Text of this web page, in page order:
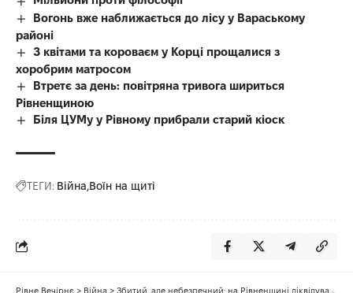
Вогонь вже наближається до лісу у Вараському
районі
З квітами та короваєм у Корці прощалися з
хоробрим матросом
Втретє за день: повітряна тривога шириться
Рівненщиною
Біля ЦУМу у Рівному прибрали старий кіоск
ТЕГИ: Війна Воїн на щиті
Рівне Вечірнє > Війна > Збитий, але небезпечний: на Рівненщині ліквідували бойову частину ворожого БпЛА